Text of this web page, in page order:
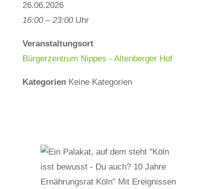
26.06.2026
16:00 – 23:00Uhr
Veranstaltungsort
Bürgerzentrum Nippes - Altenberger Hof
KategorienKeine Kategorien